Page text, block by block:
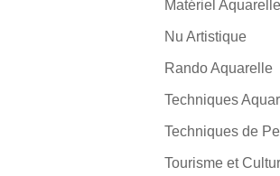
Matériel Aquarelle
Nu Artistique
Rando Aquarelle
Techniques
Techniques de
Tourisme et